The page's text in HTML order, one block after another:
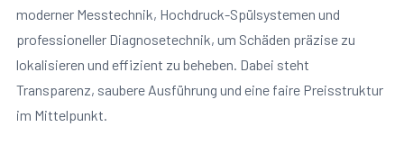
moderner Messtechnik, Hochdruck-Spülsystemen und
professioneller Diagnosetechnik, um Schäden präzise zu
lokalisieren und effizient zu beheben. Dabei steht
Transparenz, saubere Ausführung und eine faire Preisstruktur
im Mittelpunkt.